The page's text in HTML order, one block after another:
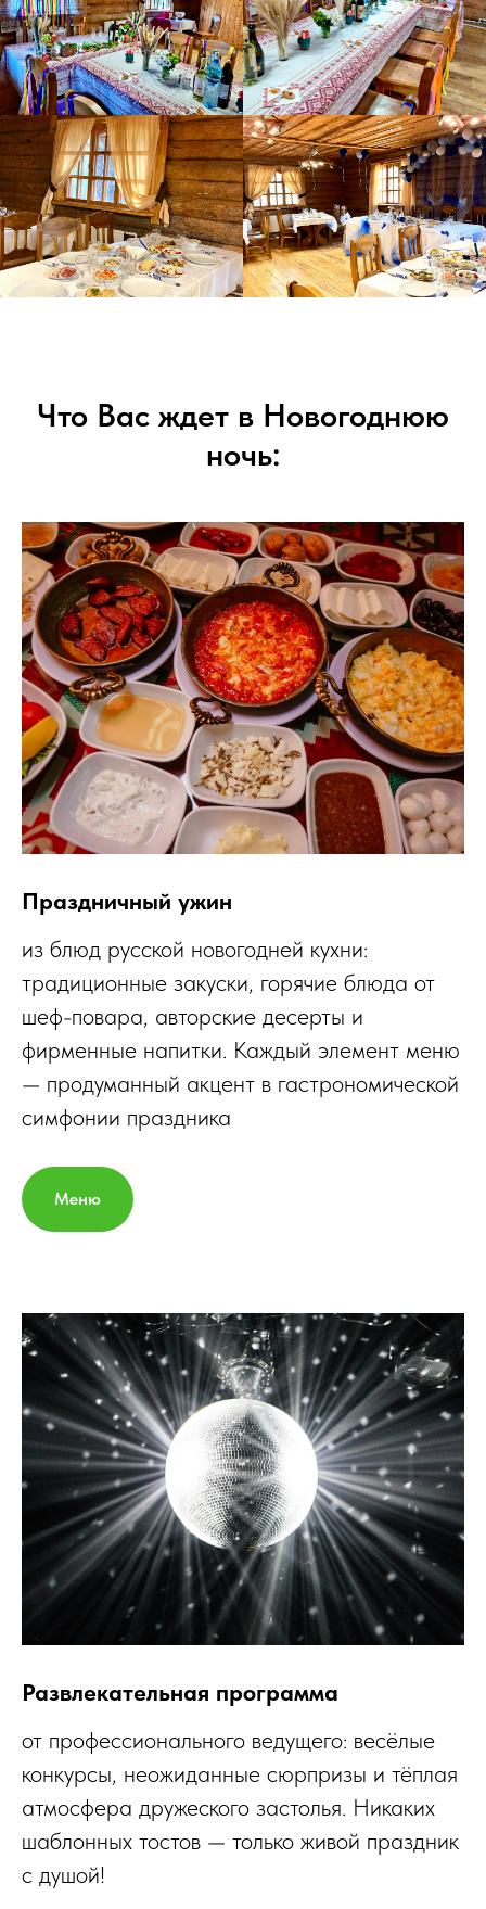
Что Вас ждет в Новогоднюю
ночь:
Праздничный ужин
из блюд русской новогодней кухни:
традиционные закуски, горячие блюда от
шеф-повара, авторские десерты и
фирменные напитки. Каждый элемент меню
— продуманный акцент в гастрономической
симфонии праздника
Меню
Развлекательная программа
от профессионального ведущего: весёлые
конкурсы, неожиданные сюрпризы и тёплая
атмосфера дружеского застолья. Никаких
шаблонных тостов — только живой праздник
с душой!